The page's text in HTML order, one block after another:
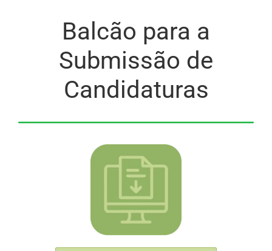
Balcão para a
Submissão de
Candidaturas